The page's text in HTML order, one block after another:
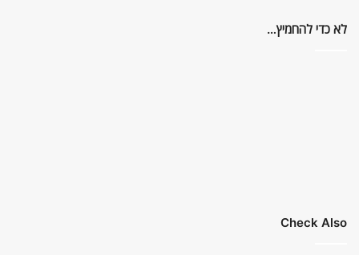
לא כדי להחמיץ…
Check Also